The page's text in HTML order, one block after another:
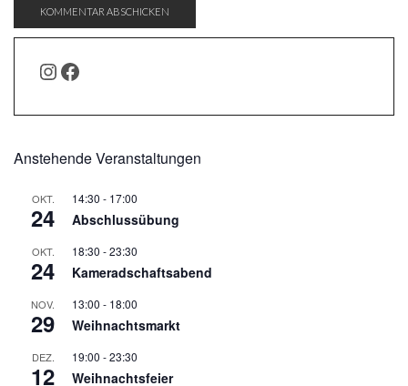
INSTAGRAM
FACEBOOK
Anstehende Veranstaltungen
OKT.
24
14:30 - 17:00
Abschlussübung
OKT.
24
18:30 -23:30
Kameradschaftsabend
NOV.
29
13:00 - 18:00
Weihnachtsmarkt
DEZ.
12
19:00 -23:30
Weihnachtsfeier